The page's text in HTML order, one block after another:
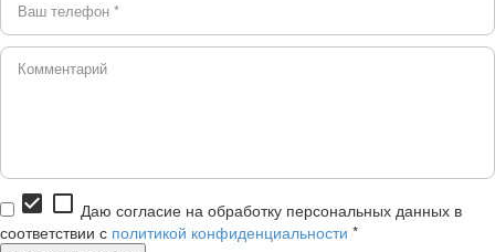
check_box check_box_outline_blank Даю согласие на обработку персональных данных в
соответствии с политикой конфиденциальности *